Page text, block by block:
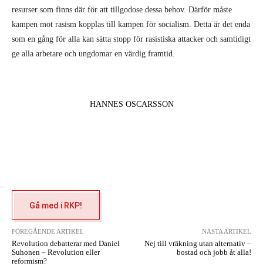
resurser som finns där för att tillgodose dessa behov. Därför måste
kampen mot rasism kopplas till kampen för socialism. Detta är det enda
som en gång för alla kan sätta stopp för rasistiska attacker och samtidigt
ge alla arbetare och ungdomar en värdig framtid.
HANNES OSCARSSON
Gå med i RKP!
FÖREGÅENDE ARTIKEL
Revolution debatterar med Daniel
Suhonen – Revolution eller
reformism?
NÄSTA ARTIKEL
Nej till vräkning utan alternativ –
bostad och jobb åt alla!